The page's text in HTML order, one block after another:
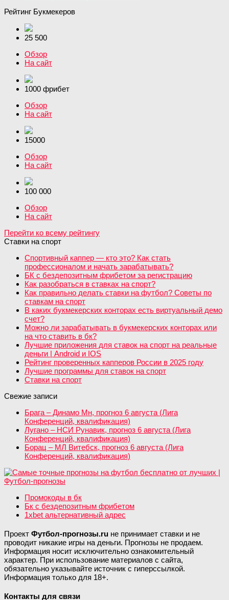
Рейтинг Букмекеров
25 500
Обзор
На сайт
1000 фрибет
Обзор
На сайт
15000
Обзор
На сайт
100 000
Обзор
На сайт
Перейти ко всему рейтингу
Ставки на спорт
Спортивный каппер — кто это? Как стать
профессионалом и начать зарабатывать?
БК с бездепозитным фрибетом за регистрацию
Как разобраться в ставках на спорт?
Как правильно делать ставки на футбол? Советы по
ставкам на спорт
В каких букмекерских конторах есть виртуальный демо
счет?
Можно ли зарабатывать в букмекерских конторах или
на что ставить в бк?
Лучшие приложения для ставок на спорт на реальные
деньги | Android и IOS
Рейтинг проверенных капперов России в 2025 году
Лучшие программы для ставок на спорт
Ставки на спорт
Свежие записи
Брага – Динамо Мн, прогноз 6 августа (Лига
Конференций, квалификация)
Лугано – НСИ Рунавик, прогноз 6 августа (Лига
Конференций, квалификация)
Борац – МЛ Витебск, прогноз 6 августа (Лига
Конференций, квалификация)
Промокоды в бк
Бк с бездепозитным фрибетом
1xbet альтернативный адрес
Проект Футбол-прогнозы.ru не принимает ставки и не
проводит никакие игры на деньги. Прогнозы не продаем.
Информация носит исключительно ознакомительный
характер. При использование материалов с сайта,
обязательно указывайте источник с гиперссылкой.
Информация только для 18+.
Контакты для связи